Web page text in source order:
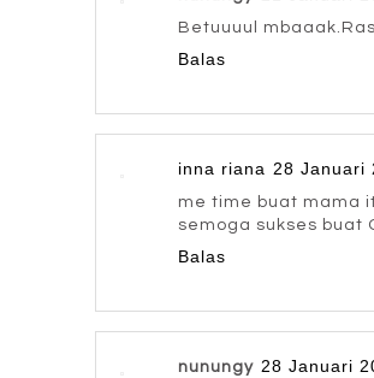
Betuuuul
Balas
inna riana 28 Januari
me time buat mama
semoga sukses buat
Balas
nunungy 28 Januari